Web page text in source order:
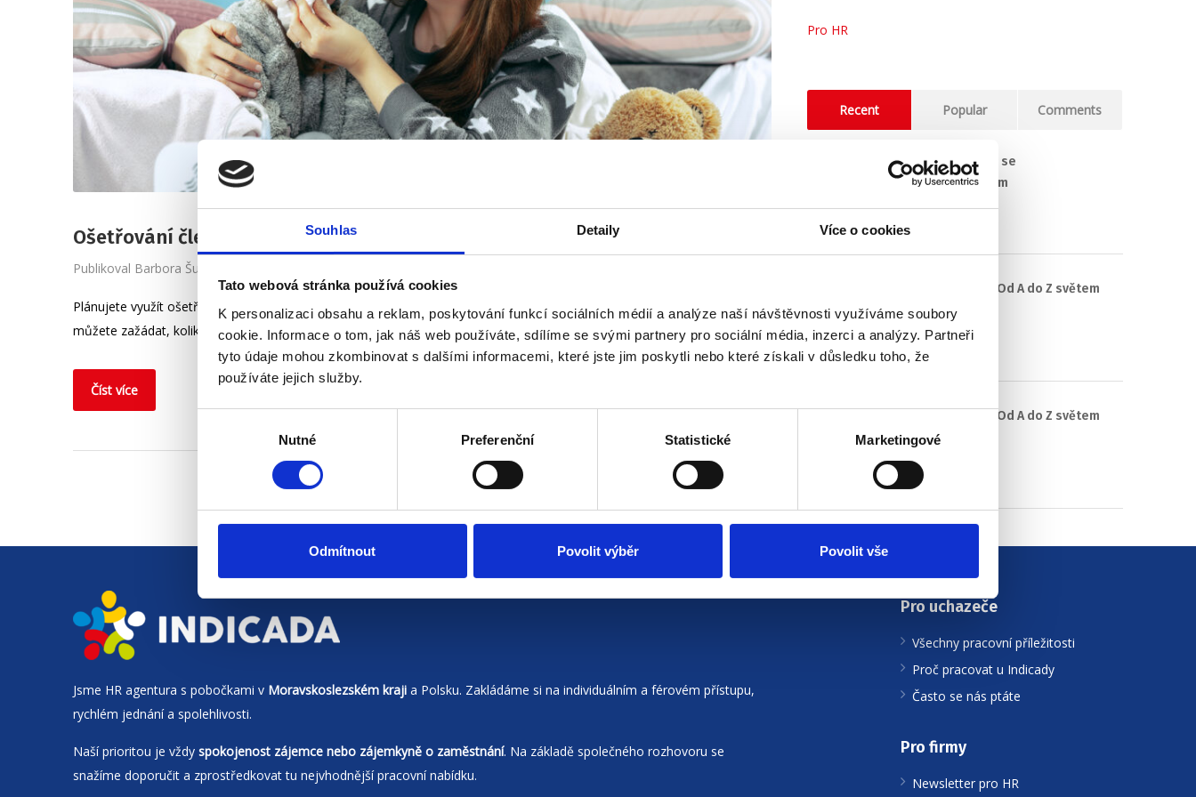
Souhlas Detaily Více o cookies
Tato webová stránka používá cookies
K personalizaci obsahu a reklam, poskytování funkcí sociálních médií a analýze naší návštěvnosti využíváme soubory
cookie. Informace o tom, jak náš web používáte, sdílíme se svými partnery pro sociální média, inzerci a analýzy. Partneři
tyto údaje mohou zkombinovat s dalšími informacemi, které jste jim poskytli nebo které získali v důsledku toho, že
používáte jejich služby.
Nutné Preferenční Statistické Marketingové
Odmítnout Povolit výběr Povolit vše
Ošetřování člena rodiny (OČR)
Publikoval Barbora Šugárková
Plánujete využít ošetřování člena rodiny, co to vlastně znamená, kdo na něj má nárok, za jakých podmínek, jak si o něj
můžete zažádat, kolik dní můžete čerpat, kdo dávku vyplácí…
Číst více
Pro HR
Recent Popular Comments
(Ne)komunikace se
zaměstnavatelem
18. 9. 2025
#3 HR Abeceda: Od A do Z světem
personalistiky
12. 8. 2025
#2 HR Abeceda: Od A do Z světem
personalistiky
22. 7. 2025
Jsme HR agentura s pobočkami v Moravskoslezském kraji a Polsku. Zakládáme si na individuálním a férovém přístupu,
rychlém jednání a spolehlivosti.
Naší prioritou je vždy spokojenost zájemce nebo zájemkyně o zaměstnání. Na základě společného rozhovoru se
snažíme doporučit a zprostředkovat tu nejvhodnější pracovní nabídku.
Pro uchazeče
Všechny pracovní příležitosti
Proč pracovat u Indicady
Často se nás ptáte
Pro firmy
Newsletter pro HR